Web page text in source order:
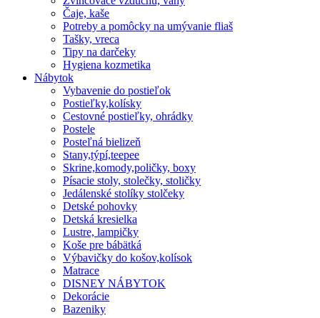
Čaje, kaše
Potreby a pomôcky na umývanie fliaš
Tašky, vreca
Tipy na darčeky
Hygiena kozmetika
Nábytok
Vybavenie do postieľok
Postieľky,kolísky
Cestovné postieľky, ohrádky
Postele
Posteľná bielizeň
Stany,týpí,teepee
Skrine,komody,poličky, boxy
Písacie stoly, stolečky, stoličky
Jedálenské stolíky stolčeky
Detské pohovky
Detská kresielka
Lustre, lampičky
Koše pre bábätká
Výbavičky do košov,kolísok
Matrace
DISNEY NÁBYTOK
Dekorácie
Bazeniky